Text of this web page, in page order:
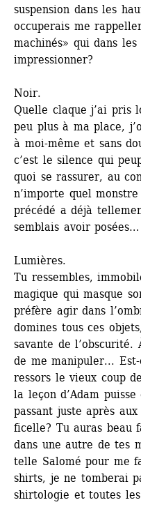
suspension dans les
occuperais me
machinés» qui dans
impressionner?
Noir.
Quelle claque j’ai pris
peu plus à ma place,
à moi-même et sans
c’est le silence qui
quoi se rassurer, au
n’importe quel
précédé a déjà
semblais avoir posées…
Lumières.
Tu ressembles,
magique qui masque
préfère agir dans
domines tous ces
savante de
de me manipuler...
ressors le vieux coup
la leçon d’Adam
passant juste après
ficelle? Tu auras beau
dans une autre de tes
telle Salomé pour me
shirts, je ne tomberai
shirtologie et toutes